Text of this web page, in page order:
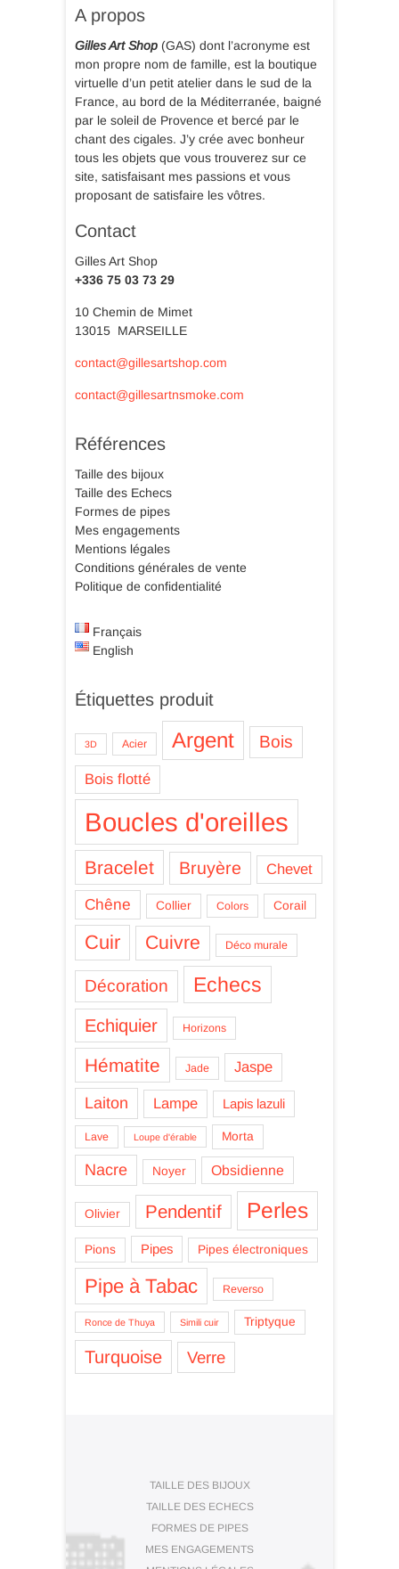
A propos
Gilles Art Shop (GAS) dont l’acronyme est
mon propre nom de famille, est la boutique
virtuelle d’un petit atelier dans le sud de la
France, au bord de la Méditerranée, baigné
par le soleil de Provence et bercé par le
chant des cigales. J’y crée avec bonheur
tous les objets que vous trouverez sur ce
site, satisfaisant mes passions et vous
proposant de satisfaire les vôtres.
Contact
Gilles Art Shop
+336 75 03 73 29
10 Chemin de Mimet
13015 MARSEILLE
contact@gillesartshop.com
contact@gillesartnsmoke.com
Références
Taille des bijoux
Taille des Echecs
Formes de pipes
Mes engagements
Mentions légales
Conditions générales de vente
Politique de confidentialité
Français
English
Étiquettes produit
3D Acier Argent Bois
Bois flotté
Boucles d'oreilles
Bracelet Bruyère Chevet
Chêne Collier Colors Corail
Cuir Cuivre Déco murale
Décoration Echecs
Echiquier Horizons
Hématite Jade Jaspe
Laiton Lampe Lapis lazuli
Lave Loupe d'érable Morta
Nacre Noyer Obsidienne
Olivier Pendentif Perles
Pions Pipes Pipes électroniques
Pipe à Tabac Reverso
Ronce de Thuya Simili cuir Triptyque
Turquoise Verre
TAILLE DES BIJOUX
TAILLE DES ECHECS
FORMES DE PIPES
MES ENGAGEMENTS